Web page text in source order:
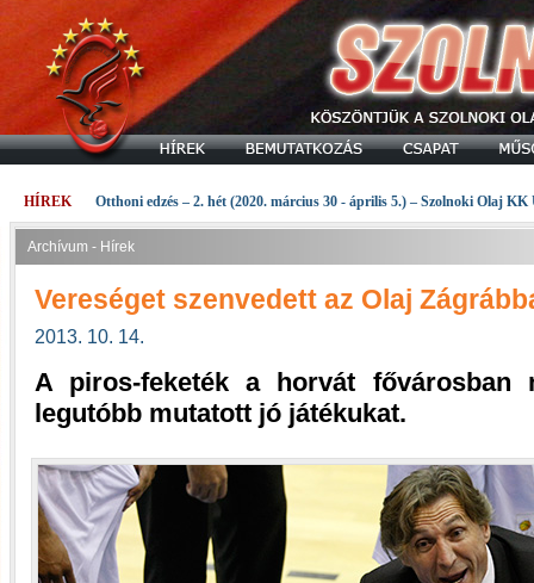
HÍREK Otthoni edzés – 2. hét (2020. március 30 - április 5.) – Szolnoki Olaj KK
Archívum - Hírek
Vereséget szenvedett az Olaj
2013. 10. 14.
A piros-feketék a horvát fővárosban
legutóbb mutatott jó játékukat.